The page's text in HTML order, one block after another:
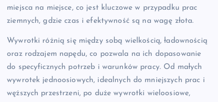
miejsca na miejsce, co jest kluczowe w przypadku prac
ziemnych, gdzie czas i efektywność są na wagę złota.
Wywrotki różnią się między sobą wielkością, ładownością
oraz rodzajem napędu, co pozwala na ich dopasowanie
do specyficznych potrzeb i warunków pracy. Od małych
wywrotek jednoosiowych, idealnych do mniejszych prac i
węższych przestrzeni, po duże wywrotki wieloosiowe,